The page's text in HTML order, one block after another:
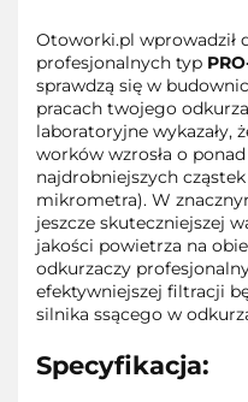
Otoworki.pl wprowadził
profesjonalnych typ
sprawdzą się w
pracach twojego
laboratoryjne wykazały,
worków wzrosła o
najdrobniejszych
mikrometra). W
jeszcze skuteczniejszej
jakości powietrza na
odkurzaczy
efektywniejszej filtracji
silnika ssącego w
Specyfikacja: